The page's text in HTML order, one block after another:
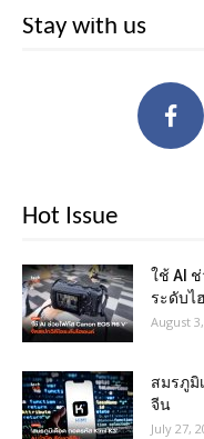
Stay with us
Hot Issue
ใช้ AI ช่
ระดับไ
August
สมรภูมิ
จีน
July 27,